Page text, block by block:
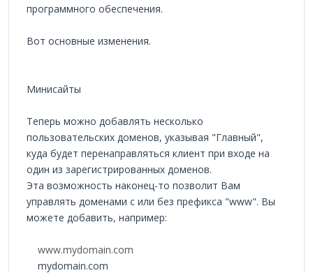
программного обеспечения.
Вот основные изменения.
Минисайты
Теперь можно добавлять несколько
пользовательских доменов, указывая "Главный",
куда будет перенаправляться клиент при входе на
один из зарегистрированных доменов.
Эта возможность наконец-то позволит Вам
управлять доменами с или без префикса "www". Вы
можете добавить, например:
www.mydomain.com
mydomain.com